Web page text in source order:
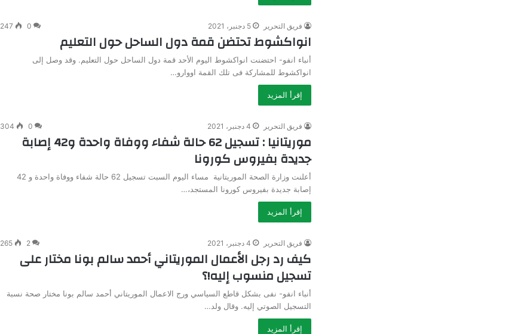
فريق التحرير 5 دجنبر، 2021 0
247
انواكشوط تحتضن قمة دول الساحل حول التعليم
أنباء انفو- احتضنت انواكشوط اليوم الأحد قمة دول الساحل حول التعليم. وقد وصل إلى
انواكشوط للمشاركة فى تلك القمة اووارو…
إقرأ المزيد
فريق التحرير 4 دجنبر، 2021 0
304
موريتانيا : تسجيل 62 حالة شفاء ووفاة واحدة و42 إصابة
جديدة بفيروس كورونا
أعلنت وزارة الصحة الموريتانية مساء اليوم السبت تسجيل 62 حالة شفاء ووفاة واحدة و 42
إصابة جديدة بفيروس كورونا المستجد،…
إقرأ المزيد
فريق التحرير 4 دجنبر، 2021 2
265
كيف رد رجل الأعمال الموريتاني أحمد سالم بونا مختار على
تسجيل منسوب إليه!؟
أنباء انفو- نفى بشكل قاطع السياسي ورج الاعمال الموريتاني أحمد سالم بونا مختار صحة نسبة
التسجيل الصوتي إليه. وقال ولد…
إقرأ المزيد